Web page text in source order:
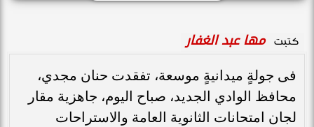
كتبت مها عبد الغفار
فى جولةٍ ميدانيةٍ موسعة، تفقدت حنان مجدي،
محافظ الوادي الجديد، صباح اليوم، جاهزية مقار
لجان امتحانات الثانوية العامة والاستراحات